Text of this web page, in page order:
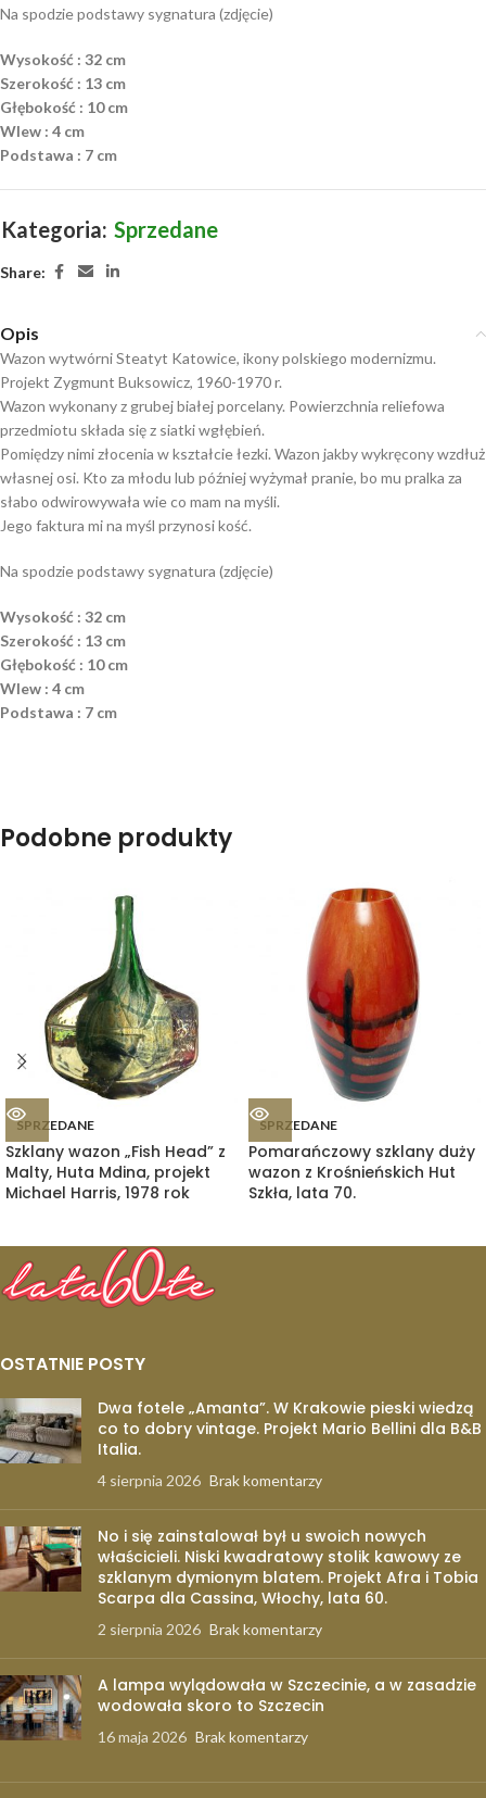
Na spodzie podstawy sygnatura (zdjęcie)
Wysokość : 32 cm
Szerokość : 13 cm
Głębokość : 10 cm
Wlew : 4 cm
Podstawa : 7 cm
Kategoria: Sprzedane
Share:
Opis
Wazon wytwórni Steatyt Katowice, ikony polskiego modernizmu.
Projekt Zygmunt Buksowicz, 1960-1970 r.
Wazon wykonany z grubej białej porcelany. Powierzchnia reliefowa
przedmiotu składa się z siatki wgłębień.
Pomiędzy nimi złocenia w kształcie łezki. Wazon jakby wykręcony wzdłuż
własnej osi. Kto za młodu lub później wyżymał pranie, bo mu pralka za
słabo odwirowywała wie co mam na myśli.
Jego faktura mi na myśl przynosi kość.
Na spodzie podstawy sygnatura (zdjęcie)
Wysokość : 32 cm
Szerokość : 13 cm
Głębokość : 10 cm
Wlew : 4 cm
Podstawa : 7 cm
Podobne produkty
SPRZEDANE
Szklany wazon „Fish Head” z
Malty, Huta Mdina, projekt
Michael Harris, 1978 rok
SPRZEDANE
Pomarańczowy szklany duży
wazon z Krośnieńskich Hut
Szkła, lata 70.
OSTATNIE POSTY
Dwa fotele „Amanta”. W Krakowie pieski wiedzą
co to dobry vintage. Projekt Mario Bellini dla B&B
Italia.
4 sierpnia 2026 Brak komentarzy
No i się zainstalował był u swoich nowych
właścicieli. Niski kwadratowy stolik kawowy ze
szklanym dymionym blatem. Projekt Afra i Tobia
Scarpa dla Cassina, Włochy, lata 60.
2 sierpnia 2026 Brak komentarzy
A lampa wylądowała w Szczecinie, a w zasadzie
wodowała skoro to Szczecin
16 maja 2026 Brak komentarzy